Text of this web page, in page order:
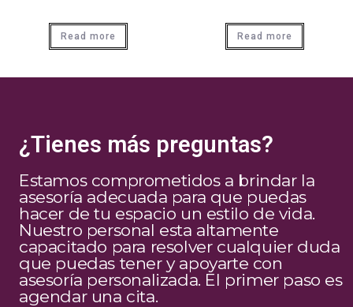
Read more Read more
¿Tienes más preguntas?
Estamos comprometidos a brindar la
asesoría adecuada para que puedas
hacer de tu espacio un estilo de vida.
Nuestro personal esta altamente
capacitado para resolver cualquier duda
que puedas tener y apoyarte con
asesoría personalizada. El primer paso es
agendar una cita.